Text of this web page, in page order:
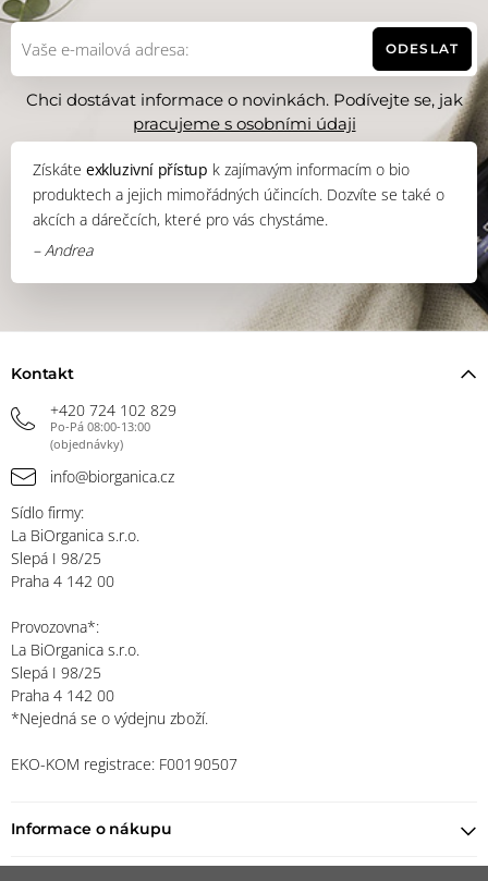
ODESLAT
Chci dostávat informace o novinkách. Podívejte se, jak
pracujeme s osobními údaji
Získáteexkluzivní přístup k zajímavým informacím o bio
produktech a jejich mimořádných účincích. Dozvíte se také o
akcích a dárečcích, které pro vás chystáme.
– Andrea
Kontakt
+420 724 102 829
Po-Pá 08:00-13:00
(objednávky)
info@biorganica.cz
Sídlo firmy:
La BiOrganica s.r.o.
Slepá I 98/25
Praha 4 142 00
Provozovna*:
La BiOrganica s.r.o.
Slepá I 98/25
Praha 4 142 00
*Nejedná se o výdejnu zboží.
EKO-KOM registrace: F00190507
Informace o nákupu